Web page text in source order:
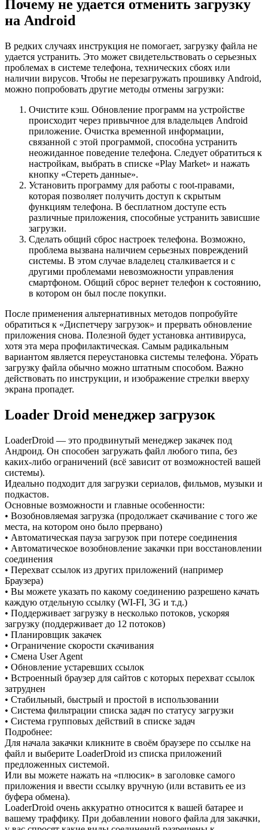
Почему не удается отменить загрузку
на Android
В редких случаях инструкция не помогает, загрузку файла не
удается устранить. Это может свидетельствовать о серьезных
проблемах в системе телефона, технических сбоях или
наличии вирусов. Чтобы не перезагружать прошивку Android,
можно попробовать другие методы отмены загрузки:
Очистите кэш. Обновление программ на устройстве
происходит через привычное для владельцев Android
приложение. Очистка временной информации,
связанной с этой программой, способна устранить
неожиданное поведение телефона. Следует обратиться к
настройкам, выбрать в списке «Play Market» и нажать
кнопку «Стереть данные».
Установить программу для работы с root-правами,
которая позволяет получить доступ к скрытым
функциям телефона. В бесплатном доступе есть
различные приложения, способные устранить зависшие
загрузки.
Сделать общий сброс настроек телефона. Возможно,
проблема вызвана наличием серьезных повреждений
системы. В этом случае владелец сталкивается и с
другими проблемами невозможности управления
смартфоном. Общий сброс вернет телефон к состоянию,
в котором он был после покупки.
После применения альтернативных методов попробуйте
обратиться к «Диспетчеру загрузок» и прервать обновление
приложения снова. Полезной будет установка антивируса,
хотя эта мера профилактическая. Самым радикальным
вариантом является переустановка системы телефона. Убрать
загрузку файла обычно можно штатным способом. Важно
действовать по инструкции, и изображение стрелки вверху
экрана пропадет.
Loader Droid менеджер загрузок
LoaderDroid — это продвинутый менеджер закачек под
Андроид. Он способен загружать файл любого типа, без
каких-либо ограничений (всё зависит от возможностей вашей
системы).
Идеально подходит для загрузки сериалов, фильмов, музыки и
подкастов.
Основные возможности и главные особенности:
• Возобновляемая загрузка (продолжает скачивание с того же
места, на котором оно было прервано)
• Автоматическая пауза загрузок при потере соединения
• Автоматическое возобновление закачки при восстановлении
соединения
• Перехват ссылок из других приложений (например
Браузера)
• Вы можете указать по какому соединению разрешено качать
каждую отдельную ссылку (WI-FI, 3G и т.д.)
• Поддерживает загрузку в несколько потоков, ускоряя
загрузку (поддерживает до 12 потоков)
• Планировщик закачек
• Ограничение скорости скачивания
• Смена User Agent
• Обновление устаревших ссылок
• Встроенный браузер для сайтов с которых перехват ссылок
затруднен
• Стабильный, быстрый и простой в использовании
• Система фильтрации списка задач по статусу загрузки
• Система групповых действий в списке задач
Подробнее:
Для начала закачки кликните в своём браузере по ссылке на
файл и выберите LoaderDroid из списка приложений
предложенных системой.
Или вы можете нажать на «плюсик» в заголовке самого
приложения и ввести ссылку вручную (или вставить ее из
буфера обмена).
LoaderDroid очень аккуратно относится к вашей батарее и
вашему траффику. При добавлении нового файла для закачки,